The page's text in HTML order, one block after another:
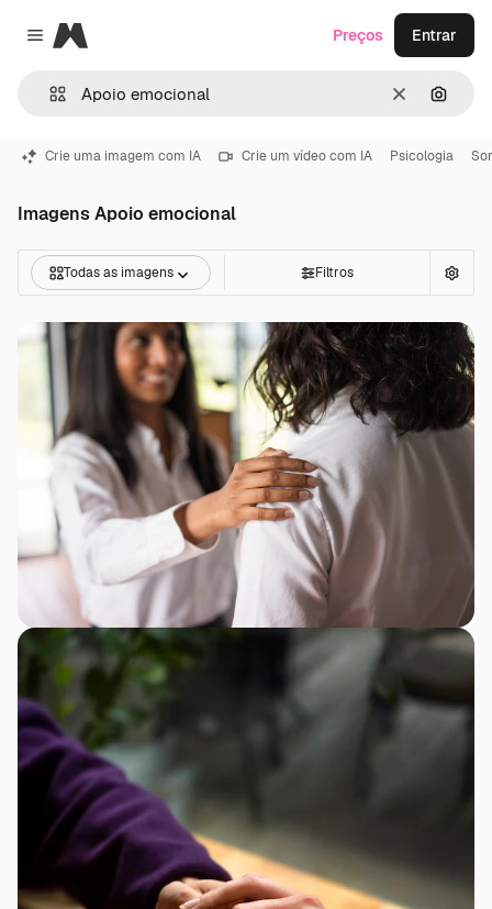
Close menu
Magnific
Limpar
Preços Entrar
Crie uma imagem com IA Crie um vídeo com IA Psicologia
Imagens Apoio emocional
Todas as imagens Filtros